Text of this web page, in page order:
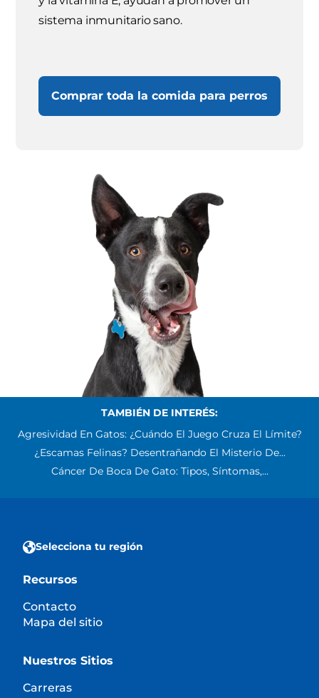
sistema inmunitario sano.
Comprar toda la comida para perros
TAMBIÉN DE INTERÉS:
Agresividad En Gatos: ¿Cuándo El Juego Cruza El Límite?
¿Escamas Felinas? Desentrañando El Misterio De...
Cáncer De Boca De Gato: Tipos, Síntomas,...
Selecciona tu región
Recursos
Contacto
Mapa del sitio
Nuestros Sitios
Carreras